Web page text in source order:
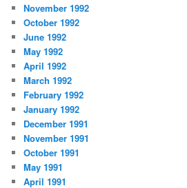
November 1992
October 1992
June 1992
May 1992
April 1992
March 1992
February 1992
January 1992
December 1991
November 1991
October 1991
May 1991
April 1991